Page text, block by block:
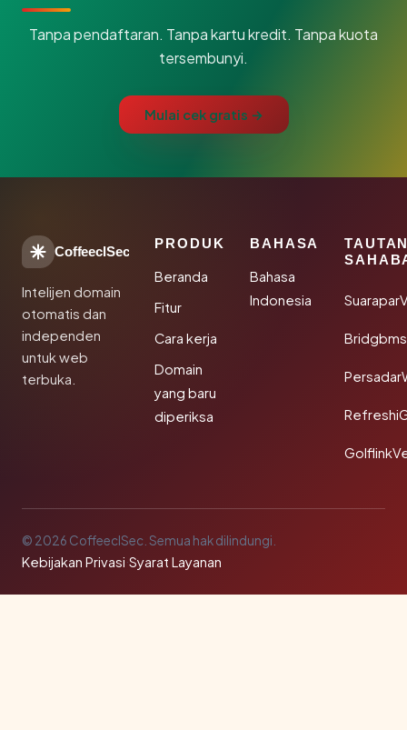
Tanpa pendaftaran. Tanpa kartu kredit. Tanpa kuota
tersembunyi.
Mulai cek gratis →
CoffeeclSec
Intelijen domain
otomatis dan
independen
untuk web
terbuka.
PRODUK
Beranda
Fitur
Cara kerja
Domain
yang baru
diperiksa
BAHASA
Bahasa
Indonesia
© 2026 CoffeeclSec. Semua hak dilindungi.
Kebijakan Privasi·Syarat Layanan